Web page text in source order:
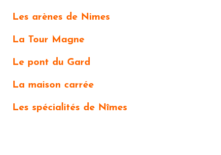
Les arènes de Nimes
La Tour Magne
Le pont du Gard
La maison carrée
Les spécialités de Nîmes